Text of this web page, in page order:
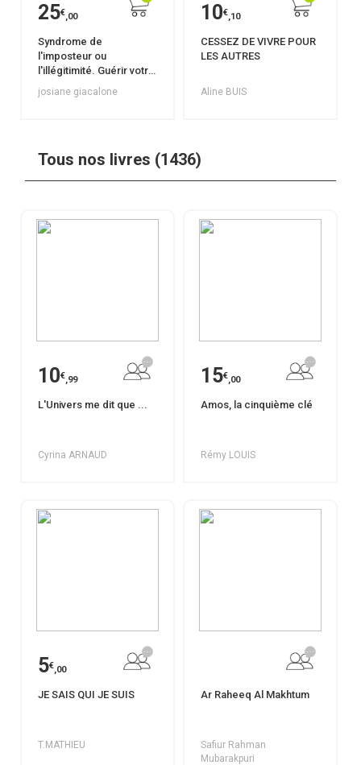
25€,00
Syndrome de
l'imposteur ou
l'illégitimité. Guérir votre
blessure en 30 jours.
josiane giacalone
10€,10
CESSEZ DE VIVRE POUR
LES AUTRES
Aline BUIS
Tous nos livres (1436)
10€,99
L'Univers me dit que ...
Cyrina ARNAUD
15€,00
Amos, la cinquième clé
Rémy LOUIS
5€,00
JE SAIS QUI JE SUIS
T.MATHIEU
Ar Raheeq Al Makhtum
Safiur Rahman
Mubarakpuri